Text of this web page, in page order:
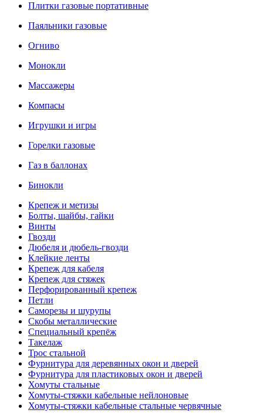
Плитки газовые портативные
Паяльники газовые
Огниво
Монокли
Массажеры
Компасы
Игрушки и игры
Горелки газовые
Газ в баллонах
Бинокли
Крепеж и метизы
Болты, шайбы, гайки
Винты
Гвозди
Дюбеля и дюбель-гвозди
Клейкие ленты
Крепеж для кабеля
Крепеж для стяжек
Перфорированный крепеж
Петли
Саморезы и шурупы
Скобы металлические
Специальный крепёж
Такелаж
Трос стальной
Фурнитура для деревянных окон и дверей
Фурнитура для пластиковых окон и дверей
Хомуты стальные
Хомуты-стяжки кабельные нейлоновые
Хомуты-стяжки кабельные стальные червячные